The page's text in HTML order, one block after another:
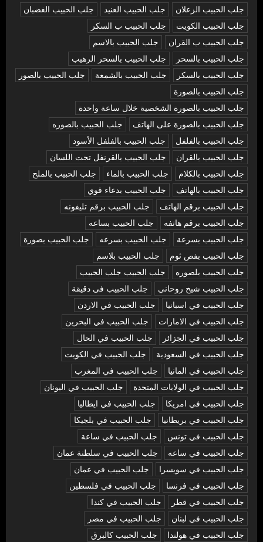
جلب الحبيب الزعلان
جلب الحبيب العنيد
جلب الحبيب الغضبان
جلب الحبيب الكويت
جلب الحبيب ب السكر
جلب الحبيب ب القران
جلب الحبيب بالاسم
جلب الحبيب بالسحر
جلب الحبيب بالسحر الرهيب
جلب الحبيب بالسكر
جلب الحبيب بالشمعة
جلب الحبيب بالصور
جلب الحبيب بالصورة
جلب الحبيب بالصورة الشخصية خلال ساعة واحدة
جلب الحبيب بالصورة على الهاتف
جلب الحبيب بالصوره
جلب الحبيب بالفلفل
جلب الحبيب بالفلفل الأسود
جلب الحبيب بالقران
جلب الحبيب بالقرنفل تحت اللسان
جلب الحبيب بالكلام
جلب الحبيب بالماء
جلب الحبيب بالملح
جلب الحبيب بالهاتف
جلب الحبيب بدعاء قوي
جلب الحبيب برقم الهاتف
جلب الحبيب برقم تليفونه
جلب الحبيب برقم هاتفه
جلب الحبيب بساعه
جلب الحبيب بسرعة
جلب الحبيب بسرعه
جلب الحبيب بصورة
جلب الحبيب بفص ثوم
جلب الحبيب بلاسم
جلب الحبيب بلصوره
جلب الحبيب جلب الحبيب
جلب الحبيب شيخ روحاني
جلب الحبيب فى دقيقة
جلب الحبيب في اسبانيا
جلب الحبيب في الاردن
جلب الحبيب في الامارات
جلب الحبيب في البحرين
جلب الحبيب في الجزائر
جلب الحبيب في الحال
جلب الحبيب في السعودية
جلب الحبيب في الكويت
جلب الحبيب في المانيا
جلب الحبيب في المغرب
جلب الحبيب في الولايات المتحدة
جلب الحبيب في اليونان
جلب الحبيب في امريكا
جلب الحبيب في ايطاليا
جلب الحبيب في بريطانيا
جلب الحبيب في بلجيكا
جلب الحبيب في تونس
جلب الحبيب في ساعة
جلب الحبيب في ساعه
جلب الحبيب في سلطنة عمان
جلب الحبيب في سويسرا
جلب الحبيب في عمان
جلب الحبيب في فرنسا
جلب الحبيب في فلسطين
جلب الحبيب في قطر
جلب الحبيب في كندا
جلب الحبيب في لبنان
جلب الحبيب في مصر
جلب الحبيب في هولندا
جلب الحبيب كالبرق